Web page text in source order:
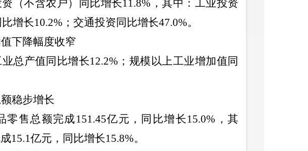
（不含农户）同比增长11.8% ，其中：工业投资
比增长10.2% ；交通投资同比增长47.0%。
下降幅度收窄
总产值同比增长12.2% ；规模以上工业增加值同
稳步增长
零售总额完成 151.45亿元，同比增长15.0% ，其
15.1亿元，同比增长15.8%。